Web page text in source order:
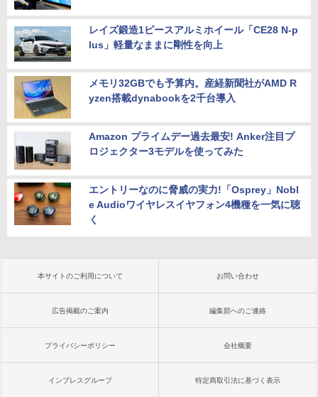
レイズ鍛造1ピースアルミホイール「CE28 N-p
lus」軽量なままに剛性を向上
メモリ32GBでも予算内。産経新聞社がAMD R
yzen搭載dynabookを2千台導入
Amazon プライムデー過去最安! Anker注目プ
ロジェクター3モデルを使ってみた
エントリーなのに脅威の実力!「Osprey」Nobl
e Audioワイヤレスイヤフォン4機種を一気に聴
く
本サイトのご利用について お問い合わせ
広告掲載のご案内 編集部へのご連絡
プライバシーポリシー 会社概要
インプレスグループ 特定商取引法に基づく表示